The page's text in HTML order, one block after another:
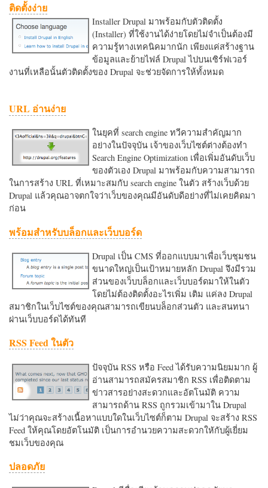
ติดตั้งง่าย
Installer Drupal มาพร้อมกับตัวติดตั้ง
(Installer) ที่ใช้งานได้ง่ายโดยไม่จำเป็นต้องมี
ความรู้ทางเทคนิคมากนัก เพียงแค่สร้างฐาน
ข้อมูลและย้ายไฟล์ Drupal ไปบนเซิร์ฟเวอร์
งานที่เหลือนั้นตัวติดตั้งของ Drupal จะช่วยจัดการให้ทั้งหมด
URL อ่านง่าย
ในยุคที่ search engine ทวีความสำคัญมาก
อย่างในปัจจุบัน เจ้าของเว็บไซต์ต่างต้องทำ
Search Engine Optimization เพื่อเพิ่มอันดับเว็บ
ของตัวเอง Drupal มาพร้อมกับความสามารถ
ในการสร้าง URL ที่เหมาะสมกับ search engine ในตัว สร้างเว็บด้วย
Drupal แล้วคุณอาจตกใจว่าเว็บของคุณมีอันดับดีอย่างที่ไม่เคยคิดมา
ก่อน
พร้อมสำหรับบล็อกและเว็บบอร์ด
Drupal เป็น CMS ที่ออกแบบมาเพื่อเว็บชุมชน
ขนาดใหญ่เป็นเป้าหมายหลัก Drupal จึงมีรวม
ส่วนของเว็บบล็อกและเว็บบอร์ดมาให้ในตัว
โดยไม่ต้องติดตั้งอะไรเพิ่ม เติม แค่ลง Drupal
สมาชิกในเว็บไซต์ของคุณสามารถเขียนบล็อกส่วนตัว และสนทนา
ผ่านเว็บบอร์ดได้ทันที
RSS Feed ในตัว
ปัจจุบัน RSS หรือ Feed ได้รับความนิยมมาก ผู้
อ่านสามารถสมัครสมาชิก RSS เพื่อติดตาม
ข่าวสารอย่างสะดวกและอัตโนมัติ ความ
สามารถด้าน RSS ถูกรวมเข้ามาใน Drupal
ไม่ว่าคุณจะสร้างเนื้อหาแบบใดในเว็บไซต์ก็ตาม Drupal จะสร้าง RSS
Feed ให้คุณโดยอัตโนมัติ เป็นการอำนวยความสะดวกใหักับผู้เยี่ยม
ชมเว็บของคุณ
ปลอดภัย